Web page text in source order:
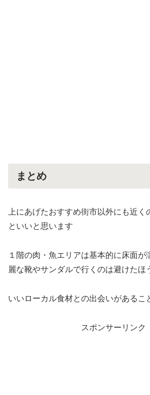
まとめ
上にあげたおすすめ街市以外にも近く
といいと思います
１階の肉・魚エリアは基本的に床面が
麗な靴やサンダルで行くのは避けたほ
いいローカル食材との出会いがあるこ
スポンサーリンク